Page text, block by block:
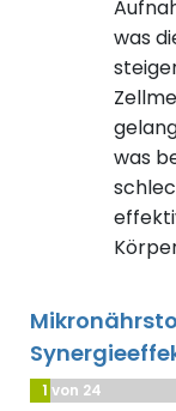
was
was
1 von 24